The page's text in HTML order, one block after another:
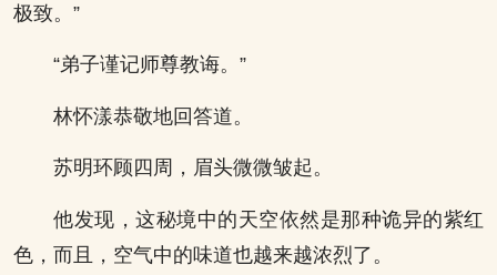
极致。”
“弟子谨记师尊教诲。”
林怀漾恭敬地回答道。
苏明环顾四周，眉头微微皱起。
他发现，这秘境中的天空依然是那种诡异的紫红
色，而且，空气中的味道也越来越浓烈了。